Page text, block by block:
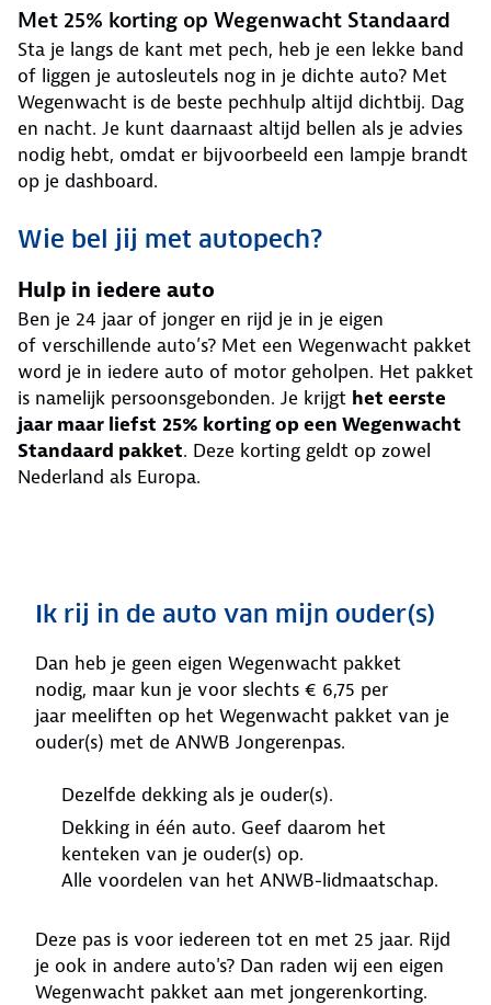
Met 25% korting op Wegenwacht Standaard
Sta je langs de kant met pech, heb je een lekke band
of liggen je autosleutels nog in je dichte auto? Met
Wegenwacht is de beste pechhulp altijd dichtbij. Dag
en nacht. Je kunt daarnaast altijd bellen als je advies
nodig hebt, omdat er bijvoorbeeld een lampje brandt
op je dashboard.
Wie bel jij met autopech?
Hulp in iedere auto
Ben je 24 jaar of jonger en rijd je in je eigen
of verschillende auto’s? Met een Wegenwacht pakket
word je in iedere auto of motor geholpen. Het pakket
is namelijk persoonsgebonden. Je krijgt het eerste
jaar maar liefst 25% korting op een Wegenwacht
Standaard pakket. Deze korting geldt op zowel
Nederland als Europa.
Ik rij in de auto van mijn ouder(s)
Dan heb je geen eigen Wegenwacht pakket
nodig, maar kun je voor slechts € 6,75 per
jaar meeliften op het Wegenwacht pakket van je
ouder(s) met de ANWB Jongerenpas.
Dezelfde dekking als je ouder(s).
Dekking in één auto. Geef daarom het
kenteken van je ouder(s) op.
Alle voordelen van het ANWB-lidmaatschap.
Deze pas is voor iedereen tot en met 25 jaar. Rijd
je ook in andere auto's? Dan raden wij een eigen
Wegenwacht pakket aan met jongerenkorting.